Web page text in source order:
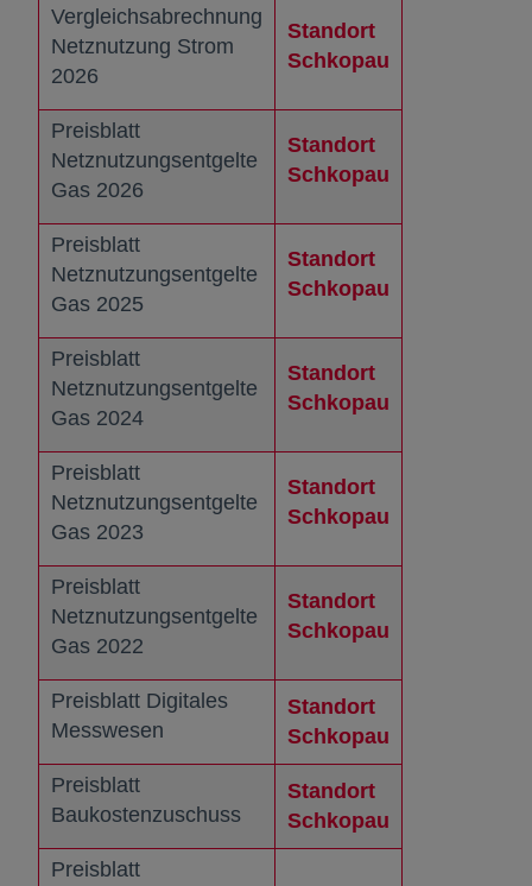
Vergleichsabrechnung
Netznutzung Strom
2026
Standort
Schkopau
Preisblatt
Netznutzungsentgelte
Gas 2026
Standort
Schkopau
Preisblatt
Netznutzungsentgelte
Gas 2025
Standort
Schkopau
Preisblatt
Netznutzungsentgelte
Gas 2024
Standort
Schkopau
Preisblatt
Netznutzungsentgelte
Gas 2023
Standort
Schkopau
Preisblatt
Netznutzungsentgelte
Gas 2022
Standort
Schkopau
Preisblatt Digitales
Messwesen
Standort
Schkopau
Preisblatt
Baukostenzuschuss
Standort
Schkopau
Preisblatt